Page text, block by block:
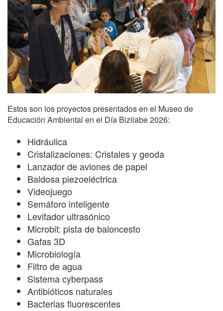
Estos son los proyectos presentados en el Museo de
Educación Ambiental en el Día Bizilabe 2026:
Hidráulica
Cristalizaciones: Cristales y geoda
Lanzador de aviones de papel
Baldosa piezoeléctrica
Videojuego
Semáforo inteligente
Levitador ultrasónico
Microbit: pista de baloncesto
Gafas 3D
Microbiología
Filtro de agua
Sistema cyberpass
Antibióticos naturales
Bacterias fluorescentes